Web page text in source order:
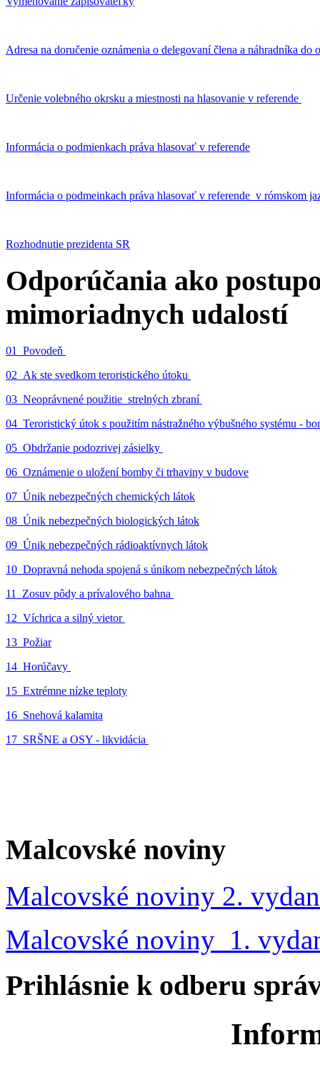
Adresa na doručenie oznámenia o delegovaní člena a náhradníka
Určenie volebného okrsku a miestnosti na hlasovanie v referende
Informácia o podmienkach práva hlasovať v referende
Informácia o podmeinkach práva hlasovať v referende v rómskom
Rozhodnutie prezidenta SR
Odporúčania ako
mimoriadnych udalostí
01_Povodeň
02_Ak ste svedkom teroristického útoku
03_Neoprávnené použitie strelných zbraní
04_Teroristický útok s použitím nástražného výbušného systému -
05_Obdržanie podozrivej zásielky
06_Oznámenie o uložení bomby či trhaviny v budove
07_Únik nebezpečných chemických látok
08_Únik nebezpečných biologických látok
09_Únik nebezpečných rádioaktívnych látok
10_Dopravná nehoda spojená s únikom nebezpečných látok
11_Zosuv pôdy a prívalového bahna
12_Víchrica a silný vietor
13_Požiar
14_Horúčavy
15_Extrémne nízke teploty
16_Snehová kalamita
17_SRŠNE a OSY - likvidácia
Malcovské noviny
Malcovské noviny 2.
Malcovské noviny 1.
Prihlásnie k odberu